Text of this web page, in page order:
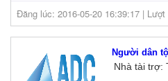
Đăng lúc: 2016-05-20 16:39:17 |
Người dân
Nhà tài trợ: